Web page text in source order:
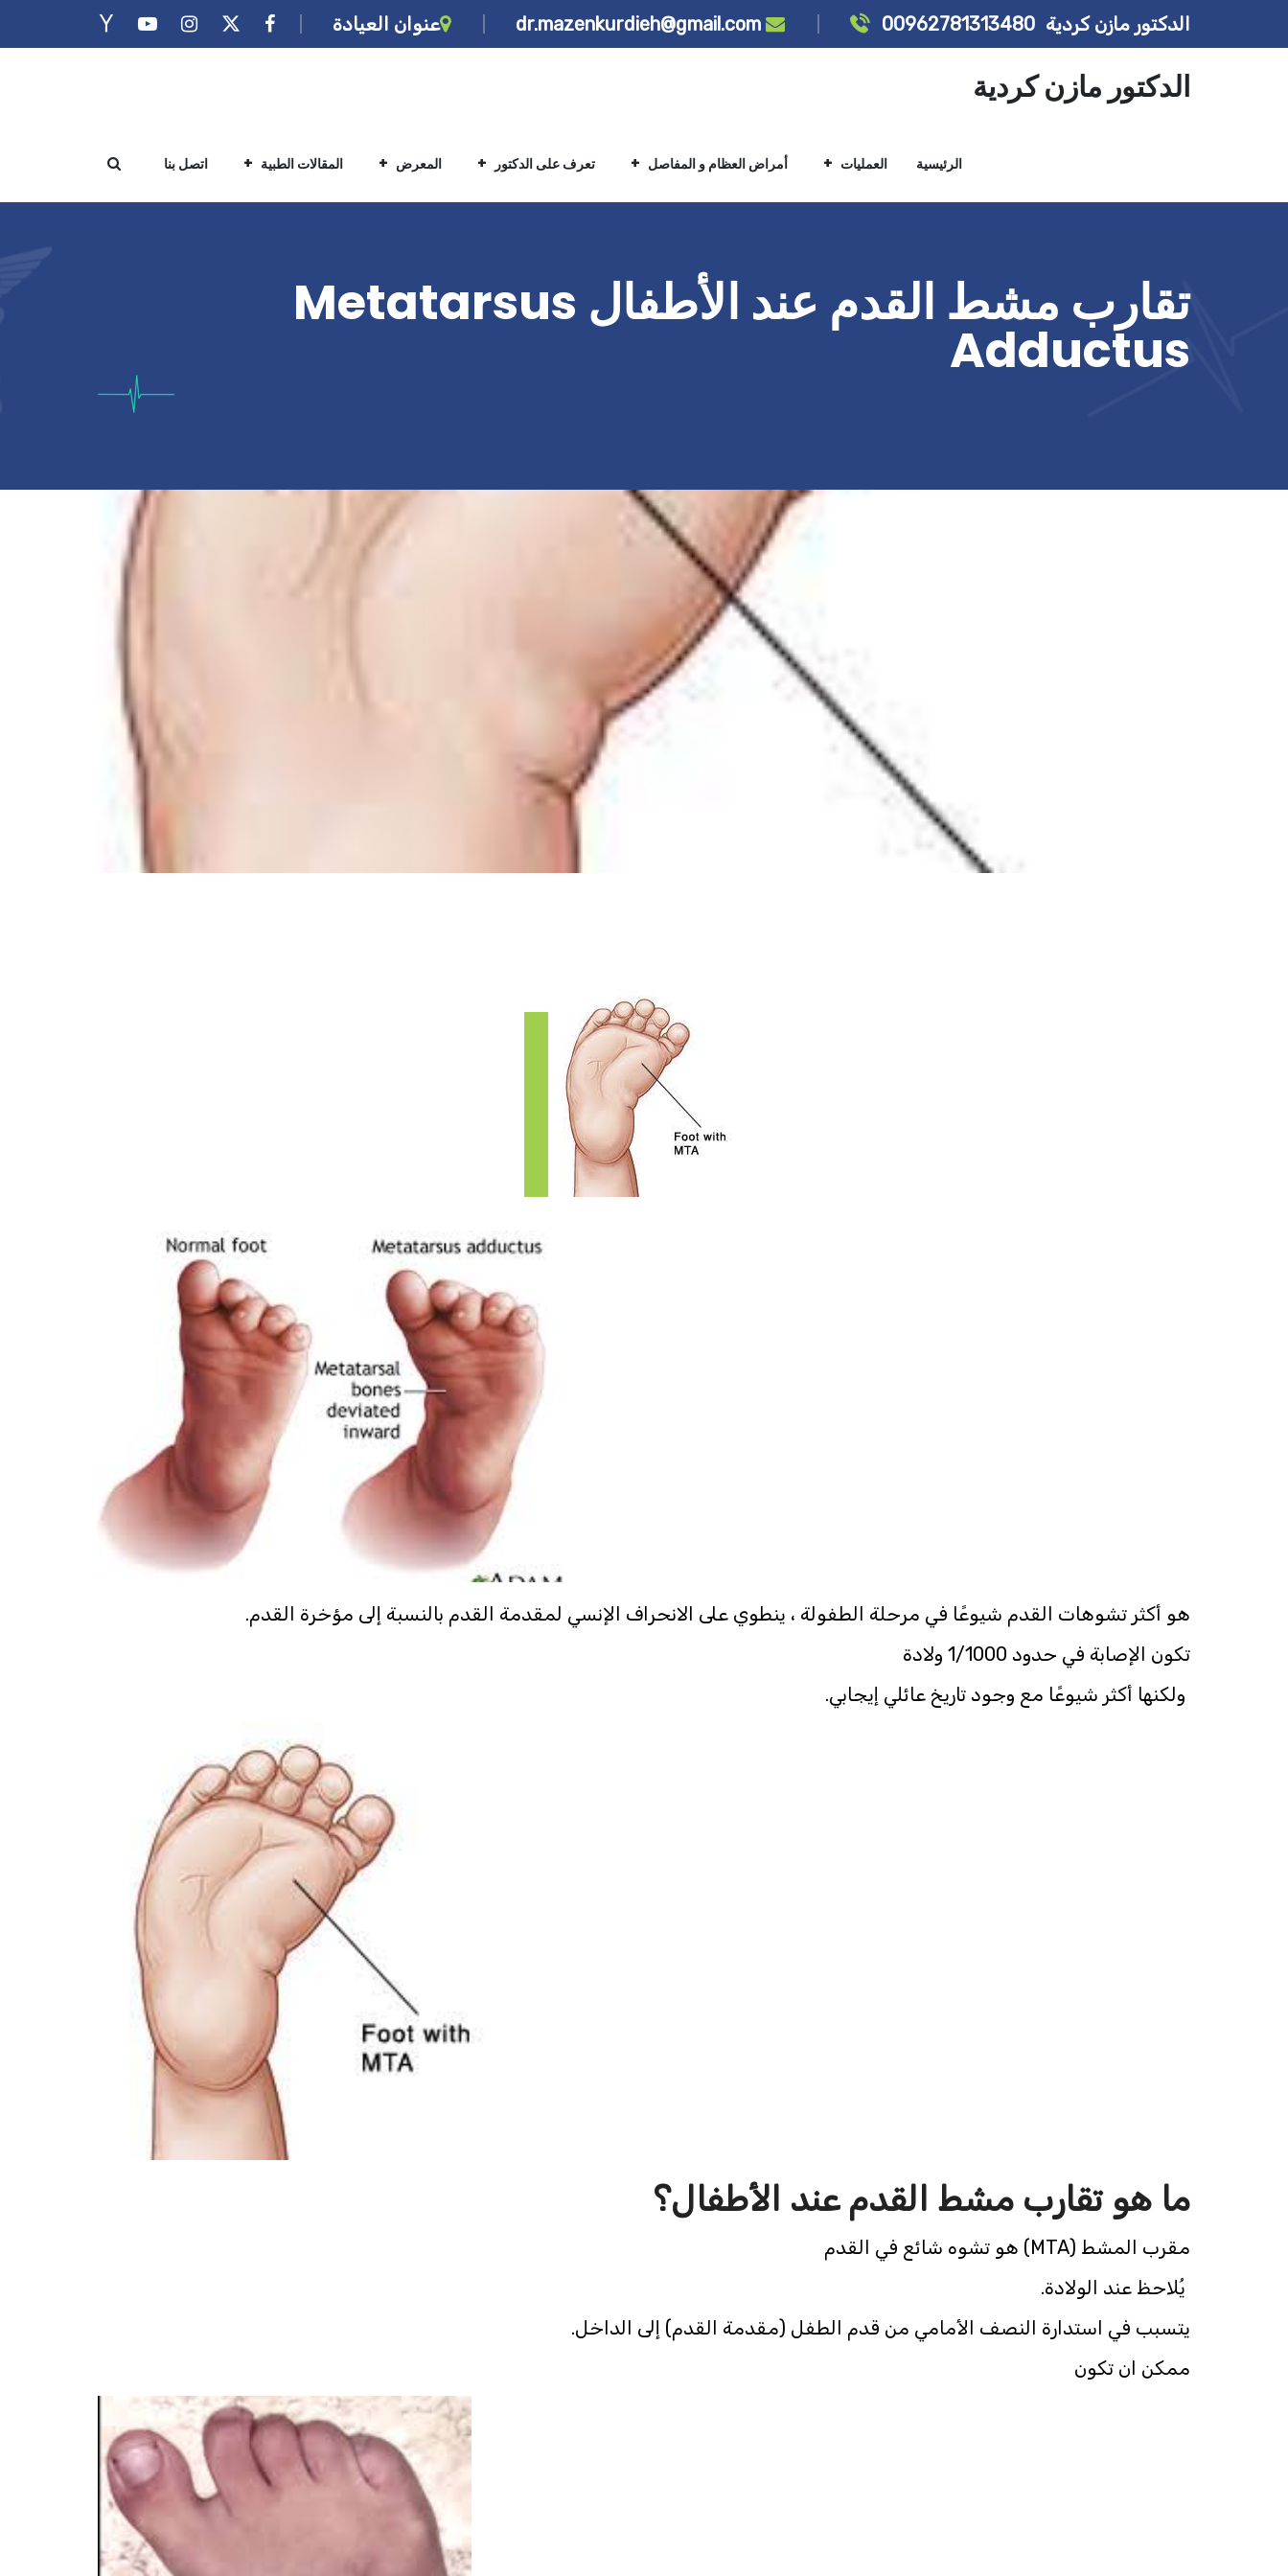
الدكتور مازن كردية 00962781313480 عنوان العيادة
الدكتور مازن كردية
الرئيسية العمليات أمراض العظام و المفاصل تعرف على الدكتور المعرض المقالات الطبية اتصل بنا
تقارب مشط القدم عند الأطفال Metatarsus
Adductus
هو أكثر تشوهات القدم شيوعًا في مرحلة الطفولة ، ينطوي على الانحراف الإنسي لمقدمة القدم بالنسبة إلى مؤخرة القدم.
تكون الإصابة في حدود 1/1000 ولادة
ولكنها أكثر شيوعًا مع وجود تاريخ عائلي إيجابي.
ما هو تقارب مشط القدم عند الأطفال؟
مقرب المشط (MTA) هو تشوه شائع في القدم
يُلاحظ عند الولادة.
يتسبب في استدارة النصف الأمامي من قدم الطفل (مقدمة القدم) إلى الداخل.
ممكن ان تكون